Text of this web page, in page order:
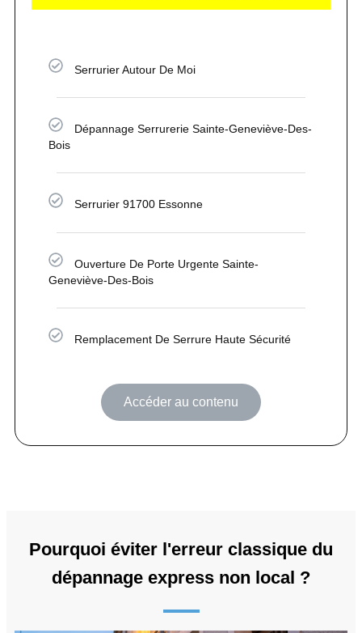
Serrurier Autour De Moi
Dépannage Serrurerie Sainte-Geneviève-Des-
Bois
Serrurier 91700 Essonne
Ouverture De Porte Urgente Sainte-
Geneviève-Des-Bois
Remplacement De Serrure Haute Sécurité
Accéder au contenu
Pourquoi éviter l'erreur classique du
dépannage express non local ?